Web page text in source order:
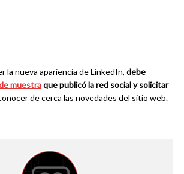
la nueva apariencia de LinkedIn, debe
muestraque publicó la red social y solicitar
de cerca las novedades del sitio web.